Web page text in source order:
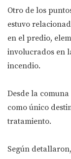
Otro de los
estuvo
en el predio,
involucrados en
incendio.
Desde la
como único
tratamiento.
Según